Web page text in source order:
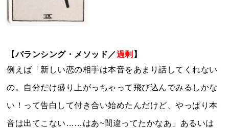
【バランシング・メソッド／過剰 】
例えば「新しい恋の相手は本音をあまり話してくれない
の。自分だけ盛り上がっちゃって飛び込んでみるしかな
い！って告白して付き合い始めたんだけど、やっぱり本
音は出てこない……はあ~間違ってたかなあ」あるいは